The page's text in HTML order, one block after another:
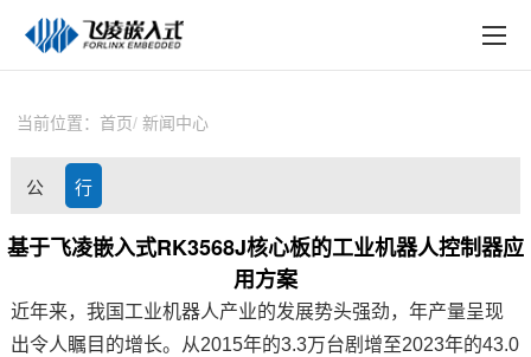
技术与支持
在线文档
方案定制
在线购买
当前位置： 首页 新闻中心
公
司
态
行
业
讯
基于飞凌嵌入式RK3568J核心板的工业机器人控制器应
用方案
近年来，我国工业机器人产业的发展势头强劲，年产量呈现
出令人瞩目的增长。从2015年的3.3万台剧增至2023年的43.0